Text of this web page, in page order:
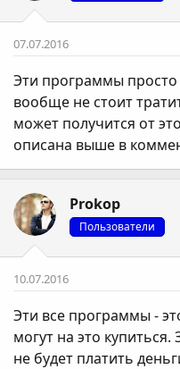
07.07.2016
Эти программы
вообще не стоит
может получится от
описана выше в
Prokop
Пользователи
10.07.2016
Эти все программы -
могут на это
не будет платить